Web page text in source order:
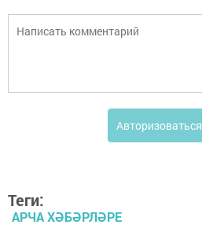
Авторизоваться
Теги:
АРЧА ХӘБӘРЛӘРЕ